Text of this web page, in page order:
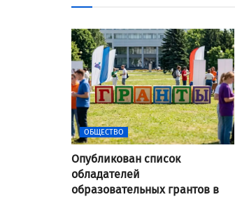
ОБЩЕСТВО
Опубликован список
обладателей
образовательных грантов в